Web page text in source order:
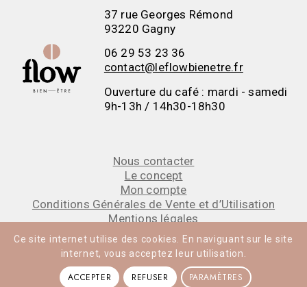
37 rue Georges Rémond
93220 Gagny
06 29 53 23 36
contact@leflowbienetre.fr
Ouverture du café : mardi - samedi
9h-13h / 14h30-18h30
Nous contacter
Le concept
Mon compte
Conditions Générales de Vente et d’Utilisation
Mentions légales
Ce site internet utilise des cookies. En naviguant sur le site
internet, vous acceptez leur utilisation.
ACCEPTER REFUSER PARAMÈTRES